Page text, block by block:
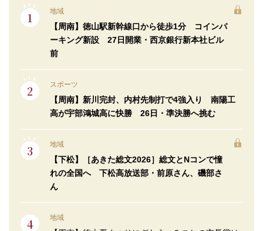
地域
【周南】徳山駅新幹線口から徒歩1分 コインパ
ーキング新設 27日開業・西京銀行新本社ビル
前
スポーツ
【周南】新川完封、内村先制打で4強入り 南陽工
高が宇部鴻城高に快勝 26日・準決勝へ挑む
地域
【下松】［あきた総文2026］総文とNコンで憧
れの全国へ 下松高放送部・前原さん、磯部さ
ん
地域